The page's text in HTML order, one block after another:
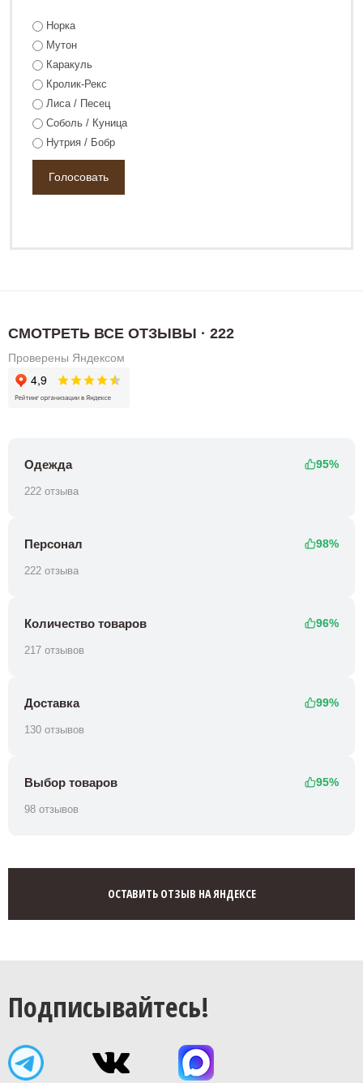
94 800 ₽
Норка
Мутон
Каракуль
Кролик-Рекс
Лиса / Песец
Соболь / Куница
Нутрия / Бобр
СМОТРЕТЬ ВСЕ ОТЗЫВЫ · 222
Проверены Яндексом
Одежда 95%
222 отзыва
Персонал 98%
222 отзыва
Количество товаров 96%
217 отзывов
Доставка 99%
130 отзывов
Выбор товаров 95%
98 отзывов
ОСТАВИТЬ ОТЗЫВ НА ЯНДЕКСЕ
Подписывайтесь!